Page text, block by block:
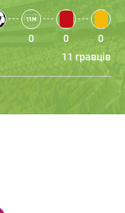
11 гравців
0 0 0